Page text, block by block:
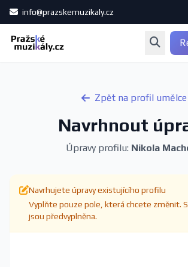
info@prazskemuzikaly.cz
Zpět na profil umělce
Navrhnout
Úpravy profilu: Nikola
Navrhujete úpravy existujícího profilu
Vyplňte pouze pole, která chcete změnit.
jsou předvyplněna.